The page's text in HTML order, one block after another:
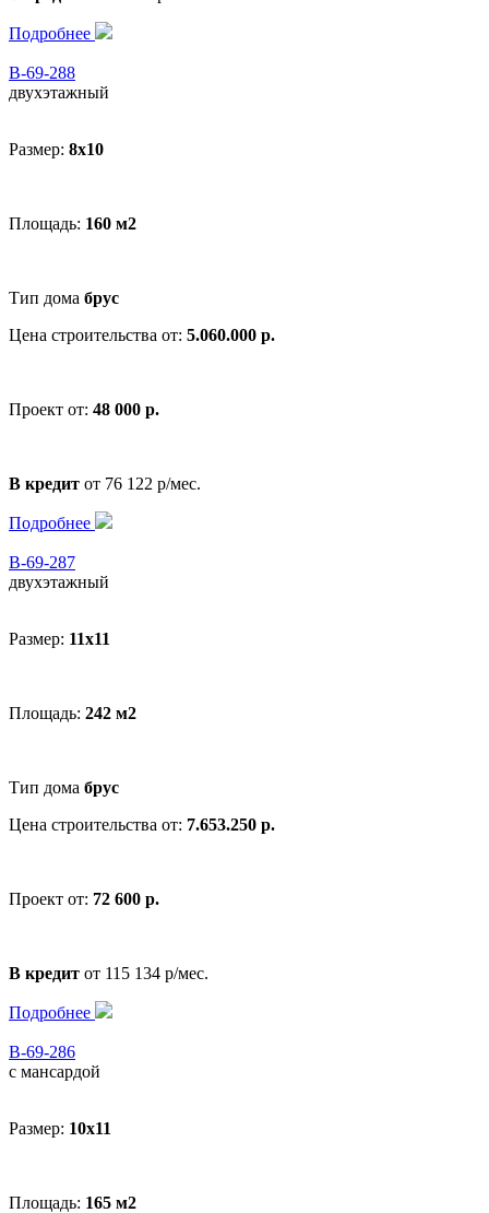
Подробнее
В-69-288
двухэтажный
Размер: 8x10
Площадь: 160 м2
Тип дома брус
Цена строительства от: 5.060.000 р.
Проект от: 48 000 р.
В кредит от 76 122 р/мес.
Подробнее
В-69-287
двухэтажный
Размер: 11x11
Площадь: 242 м2
Тип дома брус
Цена строительства от: 7.653.250 р.
Проект от: 72 600 р.
В кредит от 115 134 р/мес.
Подробнее
В-69-286
с мансардой
Размер: 10x11
Площадь: 165 м2